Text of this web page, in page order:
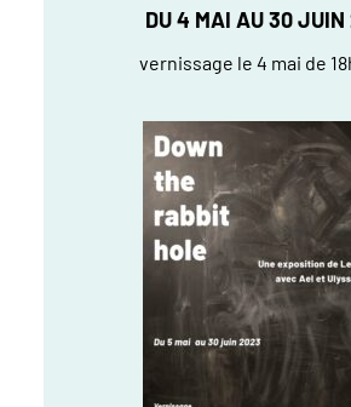
DU 4 MAI AU 30
vernissage le 4 mai de